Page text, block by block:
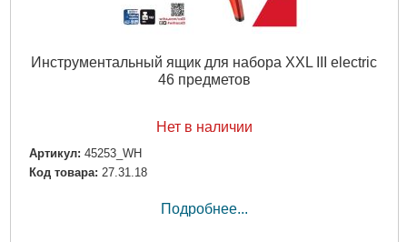
Инструментальный ящик для набора XXL III electric
46 предметов
Нет в наличии
Артикул: 45253_WH
Код товара: 27.31.18
Подробнее...